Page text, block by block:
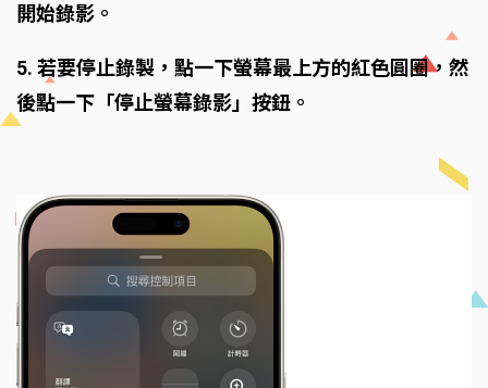
開始錄影。
5. 若要停止錄製，點一下螢幕最上方的紅色圓圈，然
後點一下「停止螢幕錄影」按鈕。